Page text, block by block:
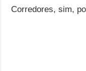
Corredores, sim,